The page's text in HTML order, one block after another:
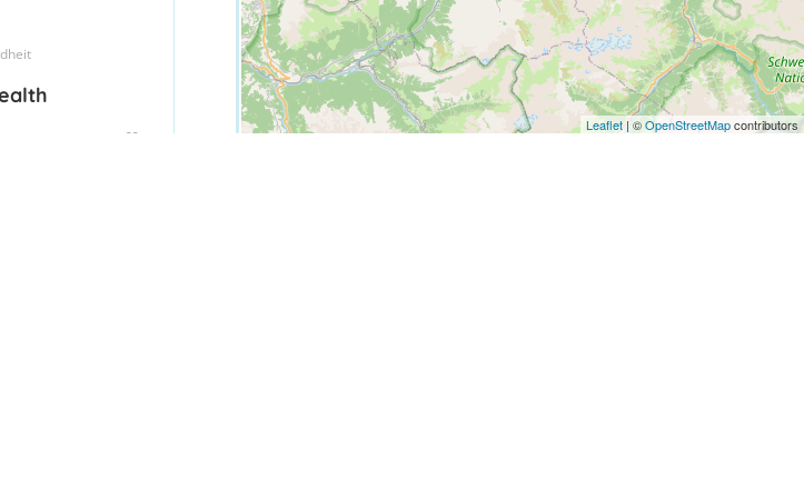
Leaflet| ©OpenStreetMapcontributors